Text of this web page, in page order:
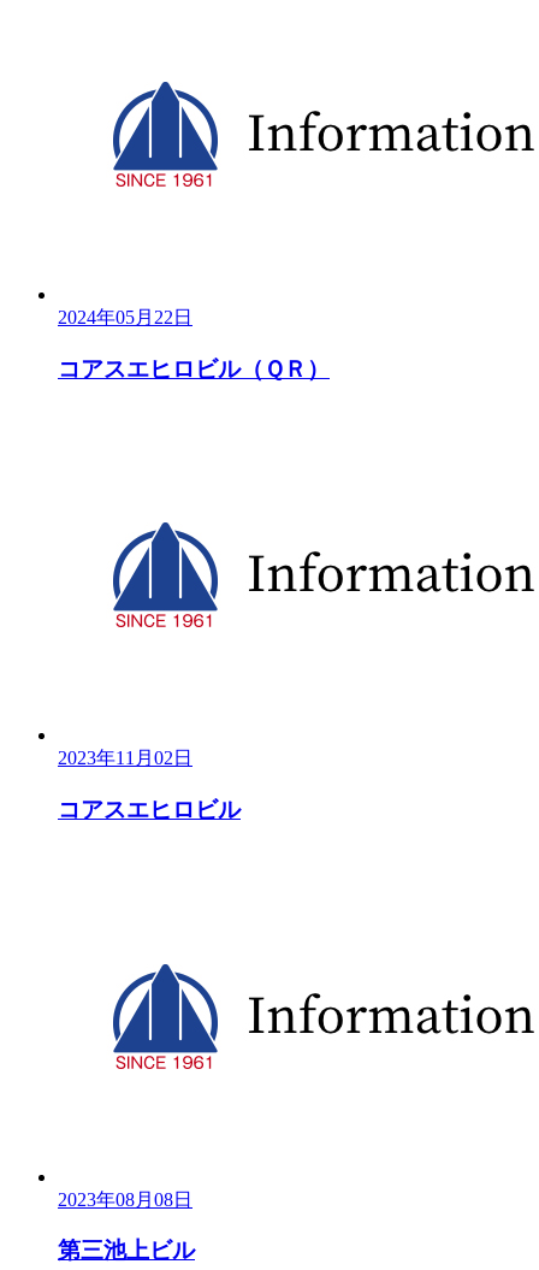
2024年05月22日
コアスエヒロビル（ＱＲ）
2023年11月02日
コアスエヒロビル
2023年08月08日
第三池上ビル